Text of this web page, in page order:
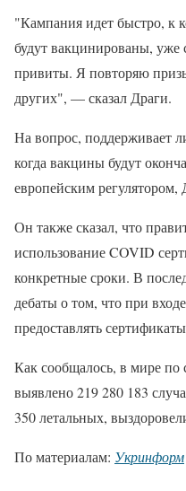
"Кампания идет быстро, к
будут вакцинированы, уже
привиты. Я повторяю
других", — сказал Драги.
На вопрос, поддерживает
когда вакцины будут
европейским
Он также сказал, что
использование COVID
конкретные сроки. В
дебаты о том, что при
предоставлять
Как сообщалось, в мире по
выявлено 219 280 183
350 летальных,
По материалам: Укринформ